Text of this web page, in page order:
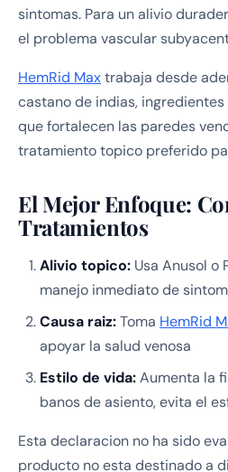
sintomas. Para un alivio
el problema vascular
HemRid Maxtrabaja desde
castano de indias,
que fortalecen las paredes
tratamiento topico preferido
El Mejor Enfoque:
Tratamientos
Alivio topico: Usa Anusol o
manejo inmediato de
Causa raiz:Toma HemRid
apoyar la salud venosa
Estilo de vida:Aumenta la
banos de asiento, evita el
Esta declaracion no ha sido
producto no esta destinado a